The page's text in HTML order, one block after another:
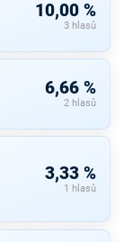
10,00 %
3 hlasů
6,66 %
2 hlasů
3,33 %
1 hlasů